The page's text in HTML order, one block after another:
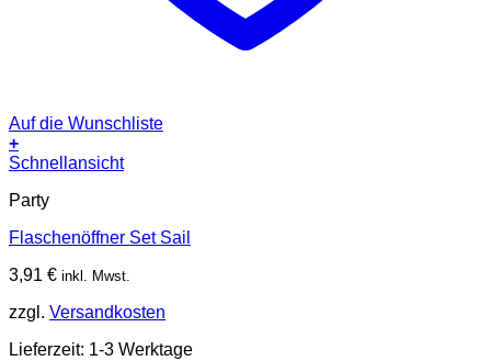
Auf die Wunschliste
+
Schnellansicht
Party
Flaschenöffner Set Sail
3,91 € inkl. Mwst.
zzgl. Versandkosten
Lieferzeit: 1-3 Werktage